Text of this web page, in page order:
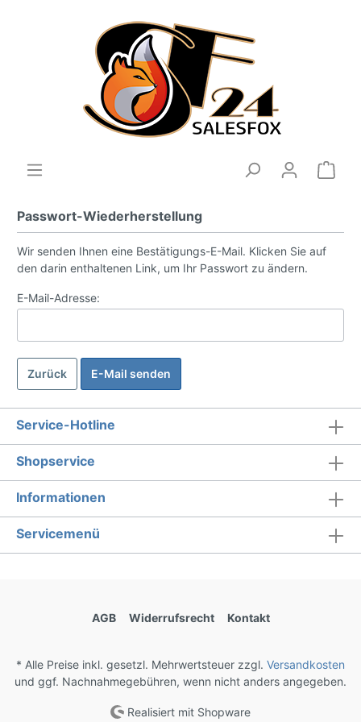
Passwort-Wiederherstellung
Wir senden Ihnen eine Bestätigungs-E-Mail. Klicken Sie auf
den darin enthaltenen Link, um Ihr Passwort zu ändern.
E-Mail-Adresse:
Zurück E-Mail senden
Service-Hotline
Shopservice
Informationen
Servicemenü
AGB Widerrufsrecht Kontakt
* Alle Preise inkl. gesetzl. Mehrwertsteuer zzgl. Versandkosten
und ggf. Nachnahmegebühren, wenn nicht anders angegeben.
Realisiert mit Shopware